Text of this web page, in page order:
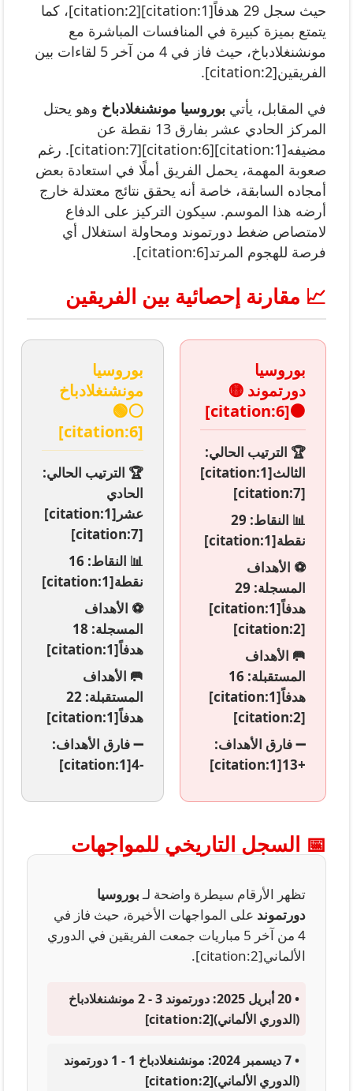
حيث سجل 29 هدفاً[citation:1][citation:2]، كما
يتمتع بميزة كبيرة في المنافسات المباشرة مع
مونشنغلادباخ، حيث فاز في 4 من آخر 5 لقاءات بين
الفريقين[citation:2].
في المقابل، يأتي بوروسيا مونشنغلادباخ وهو يحتل
المركز الحادي عشر بفارق 13 نقطة عن
مضيفه[citation:1][citation:6][citation:7]. رغم
صعوبة المهمة، يحمل الفريق أملًا في استعادة بعض
أمجاده السابقة، خاصة أنه يحقق نتائج معتدلة خارج
أرضه هذا الموسم. سيكون التركيز على الدفاع
لامتصاص ضغط دورتموند ومحاولة استغلال أي
فرصة للهجوم المرتد[citation:6].
📈 مقارنة إحصائية بين الفريقين
بوروسيا
دورتموند 🟡
⚫[citation:6]
🏆 الترتيب الحالي:
الثالث[citation:1]
[citation:7]
📊 النقاط: 29
نقطة[citation:1]
⚽ الأهداف
المسجلة: 29
هدفاً[citation:1]
[citation:2]
🥅 الأهداف
المستقبلة: 16
هدفاً[citation:1]
[citation:2]
➖فارق الأهداف:
+13[citation:1]
بوروسيا
مونشنغلادباخ
⚪🟢
[citation:6]
🏆 الترتيب الحالي:
الحادي
عشر[citation:1]
[citation:7]
📊 النقاط: 16
نقطة[citation:1]
⚽ الأهداف
المسجلة: 18
هدفاً[citation:1]
🥅 الأهداف
المستقبلة: 22
هدفاً[citation:1]
➖فارق الأهداف:
-4[citation:1]
📅 السجل التاريخي للمواجهات
تظهر الأرقام سيطرة واضحة لـبوروسيا
دورتموند على المواجهات الأخيرة، حيث فاز في
4 من آخر 5 مباريات جمعت الفريقين في الدوري
الألماني[citation:2].
•20 أبريل 2025:
دورتموند 3 - 2 مونشنغلادباخ
(الدوري الألماني)[citation:2]
•7 ديسمبر 2024:
مونشنغلادباخ 1 - 1 دورتموند
(الدوري الألماني)[citation:2]